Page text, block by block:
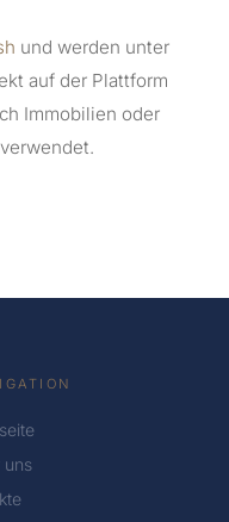
und werden unter
auf der Plattform
Immobilien oder
uns